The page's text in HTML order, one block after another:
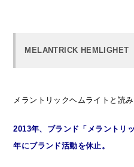
MELANTRICK HEMLIGHET
メラントリックヘムライトと読み
2013年、ブランド「メラントリ
年にブランド活動を休止。